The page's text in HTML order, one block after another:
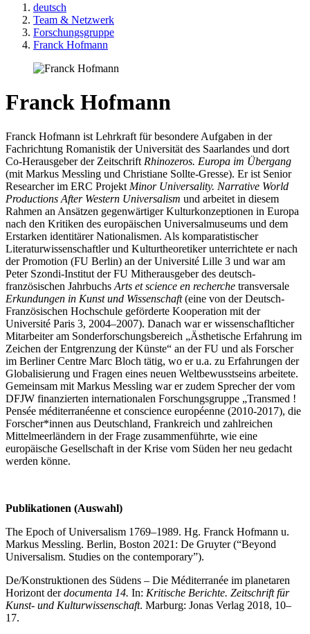
deutsch
Team & Netzwerk
Forschungsgruppe
Franck Hofmann
Franck Hofmann
Franck Hofmann ist Lehrkraft für besondere Aufgaben in der
Fachrichtung Romanistik der Universität des Saarlandes und dort
Co-Herausgeber der Zeitschrift Rhinozeros. Europa im Übergang
(mit Markus Messling und Christiane Sollte-Gresse). Er ist Senior
Researcher im ERC Projekt Minor Universality. Narrative World
Productions After Western Universalism und arbeitet in diesem
Rahmen an Ansätzen gegenwärtiger Kulturkonzeptionen in Europa
nach den Kritiken des europäischen Universalmuseums und dem
Erstarken identitärer Nationalismen. Als komparatistischer
Literaturwissenschaftler und Kulturtheoretiker unterrichtete er nach
der Promotion (FU Berlin) an der Université Lille 3 und war am
Peter Szondi-Institut der FU Mitherausgeber des deutsch-
französischen Jahrbuchs Arts et science en recherche transversale
Erkundungen in Kunst und Wissenschaft(eine von der Deutsch-
Französischen Hochschule geförderte Kooperation mit der
Université Paris 3, 2004–2007). Danach war er wissenschaflticher
Mitarbeiter am Sonderforschungsbereich „Ästhetische Erfahrung im
Zeichen der Entgrenzung der Künste“ an der FU und als Forscher
im Berliner Centre Marc Bloch tätig, wo er u.a. zu Erfahrungen der
Globalisierung und Fragen eines neuen Weltbewusstseins arbeitete.
Gemeinsam mit Markus Messling war er zudem Sprecher der vom
DFJW finanzierten internationalen Forschungsgruppe „Transmed !
Pensée méditerranéenne et conscience européenne (2010-2017), die
Forscher*innen aus Deutschland, Frankreich und zahlreichen
Mittelmeerländern in der Frage zusammenführte, wie eine
europäische Gesellschaft in der Krise vom Süden her neu gedacht
werden könne.
Publikationen (Auswahl)
The Epoch of Universalism 1769–1989. Hg. Franck Hofmann u.
Markus Messling. Berlin, Boston 2021: De Gruyter (“Beyond
Universalism. Studies on the contemporary”).
De/Konstruktionen des Südens – Die Méditerranée im planetaren
Horizont derdocumenta 14. In: Kritische Berichte. Zeitschrift für
Kunst- und Kulturwissenschaft. Marburg: Jonas Verlag 2018, 10–
17.